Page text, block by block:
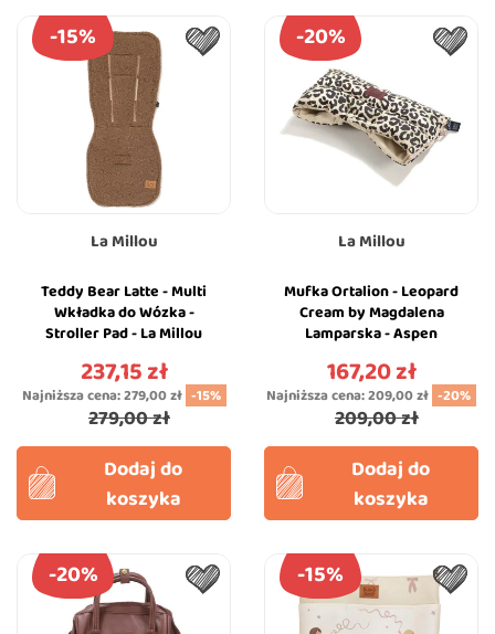
La Millou
Teddy Bear Latte - Multi
Wkładka do Wózka -
Stroller Pad - La Millou
Cena
237,15 zł
Najniższa cena:279,00 zł -15%
279,00 zł
-15%
Dodaj do
koszyka
La Millou
Mufka Ortalion - Leopard
Cream by Magdalena
Lamparska - Aspen
Cena
167,20 zł
Najniższa cena:209,00 zł -20%
209,00 zł
-20%
Dodaj do
koszyka
-20% -15%